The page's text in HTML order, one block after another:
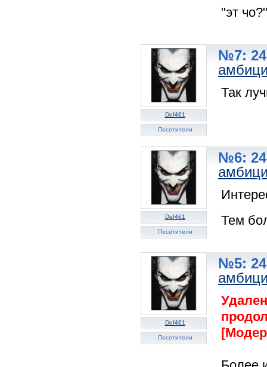
"эт
Def461
Посетители
№7: 24
Так
Def461
Посетители
№6: 24
Тем
Def461
Посетители
№5: 24